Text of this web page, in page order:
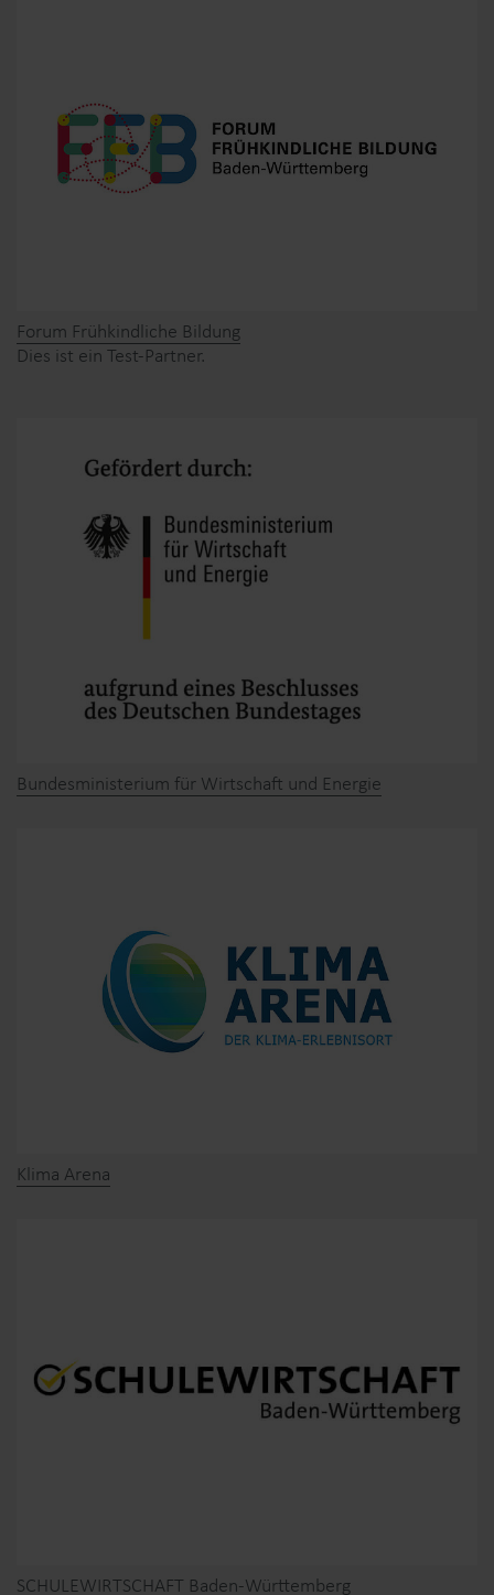
Forum Frühkindliche Bildung
Dies ist ein Test-Partner.
Bundesministerium für Wirtschaft und Energie
Klima Arena
SCHULEWIRTSCHAFT Baden-Württemberg